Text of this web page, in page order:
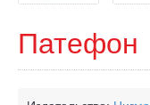
Патефон